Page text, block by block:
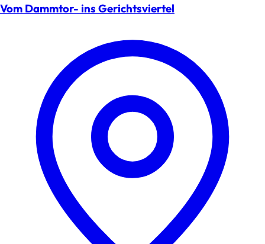
Vom Dammtor- ins Gerichtsviertel